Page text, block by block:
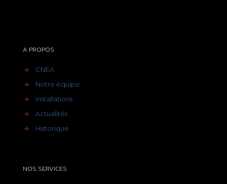
A PROPOS
→
CNEA
→
Notre équipe
→
Installations
→
Actualités
→
Historique
NOS SERVICES